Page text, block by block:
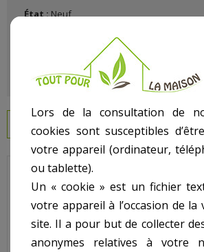
État :Neuf
EN SAVOIR PLUS
Hayward - Pour Filtre Side - N° 3 - Couvercle
Code : SX0244 K
Sur image N° : 3
Lors de la consultation de
cookies sont susceptibles
votre appareil (ordinateur,
ou tablette).
Un « cookie » est un fichier
votre appareil à l’occasion de la
site. Il a pour but de collecter
anonymes relatives à votre